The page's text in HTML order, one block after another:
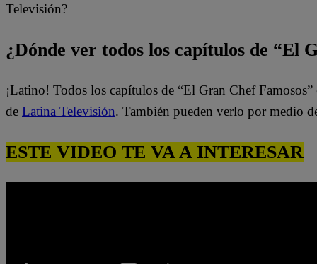
Televisión?
¿Dónde ver todos los capítulos de “El
¡Latino! Todos los capítulos de “El Gran Chef
de Latina Televisión. También pueden verlo por medio
ESTE VIDEO TE VA A INTERESAR